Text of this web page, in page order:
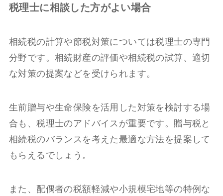
税理士に相談した方がよい場合
相続税の計算や節税対策については税理士の専門
分野です。相続財産の評価や相続税の試算、適切
な対策の提案などを受けられます。
生前贈与や生命保険を活用した対策を検討する場
合も、税理士のアドバイスが重要です。贈与税と
相続税のバランスを考えた最適な方法を提案して
もらえるでしょう。
また、配偶者の税額軽減や小規模宅地等の特例な